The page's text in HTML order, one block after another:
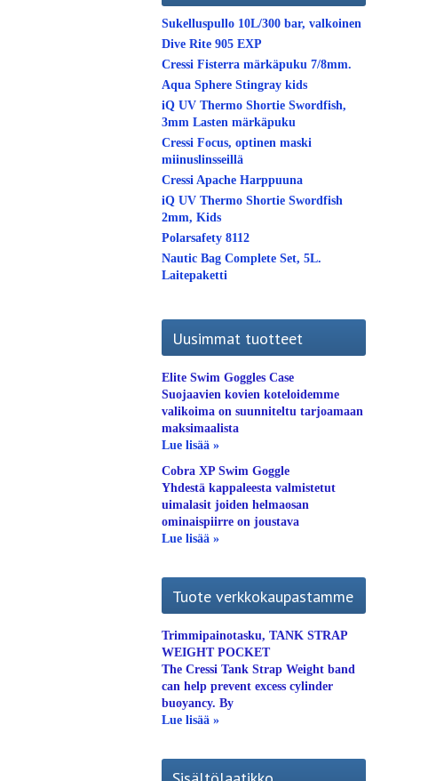
Sukelluspullo 10L/300 bar, valkoinen
Dive Rite 905 EXP
Cressi Fisterra märkäpuku 7/8mm.
Aqua Sphere Stingray kids
iQ UV Thermo Shortie Swordfish,
3mm Lasten märkäpuku
Cressi Focus, optinen maski
miinuslinsseillä
Cressi Apache Harppuuna
iQ UV Thermo Shortie Swordfish
2mm, Kids
Polarsafety 8112
Nautic Bag Complete Set, 5L.
Laitepaketti
Uusimmat tuotteet
Elite Swim Goggles Case
Suojaavien kovien koteloidemme
valikoima on suunniteltu tarjoamaan
maksimaalista
Lue lisää »
Cobra XP Swim Goggle
Yhdestä kappaleesta valmistetut
uimalasit joiden helmaosan
ominaispiirre on joustava
Lue lisää »
Tuote verkkokaupastamme
Trimmipainotasku, TANK STRAP
WEIGHT POCKET
The Cressi Tank Strap Weight band
can help prevent excess cylinder
buoyancy. By
Lue lisää »